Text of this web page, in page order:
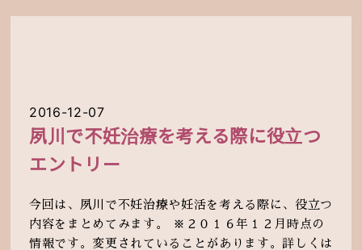
2016-12-07
夙川で不妊治療を考える際に役立つ
エントリー
今回は、夙川で不妊治療や妊活を考える際に、役立つ
内容をまとめてみます。 ※２０１６年１２月時点の
情報です。変更されていることがあります。詳しくは